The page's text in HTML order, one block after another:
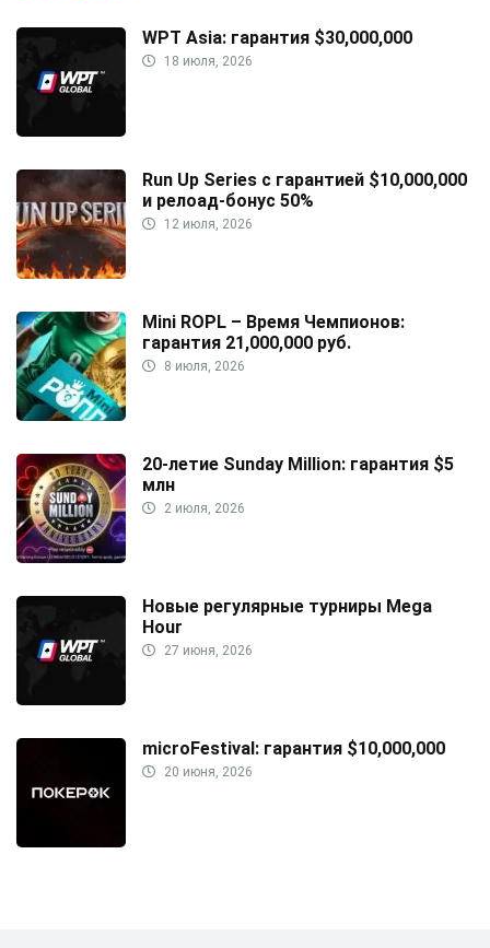
WPT Asia: гарантия $30,000,000
18 июля, 2026
Run Up Series с гарантией $10,000,000
и релоад-бонус 50%
12 июля, 2026
Mini ROPL – Время Чемпионов:
гарантия 21,000,000 руб.
8 июля, 2026
20-летие Sunday Million: гарантия $5
млн
2 июля, 2026
Новые регулярные турниры Mega
Hour
27 июня, 2026
microFestival: гарантия $10,000,000
20 июня, 2026